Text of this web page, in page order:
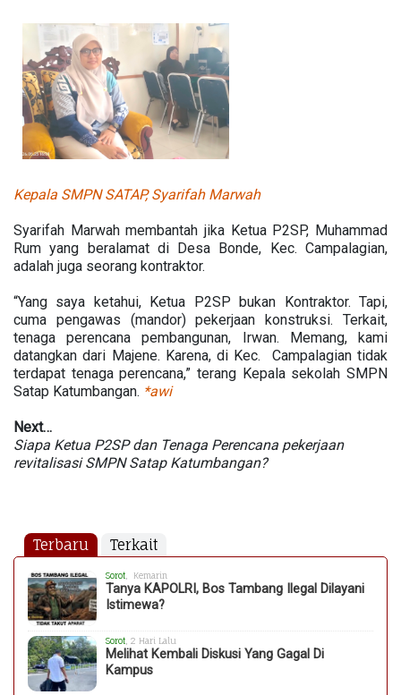
Kepala SMPN SATAP, Syarifah Marwah
Syarifah Marwah membantah jika Ketua P2SP, Muhammad
Rum yang beralamat di Desa Bonde, Kec. Campalagian,
adalah juga seorang kontraktor.
“Yang saya ketahui, Ketua P2SP bukan Kontraktor. Tapi,
cuma pengawas (mandor) pekerjaan konstruksi. Terkait,
tenaga perencana pembangunan, Irwan. Memang, kami
datangkan dari Majene. Karena, di Kec. Campalagian tidak
terdapat tenaga perencana,” terang Kepala sekolah SMPN
Satap Katumbangan. *awi
Next…
Siapa Ketua P2SP dan Tenaga Perencana pekerjaan
revitalisasi SMPN Satap Katumbangan?
Terbaru Terkait
Sorot, Kemarin
Tanya KAPOLRI, Bos Tambang Ilegal Dilayani
Istimewa?
Sorot , 2 Hari Lalu
Melihat Kembali Diskusi Yang Gagal Di
Kampus